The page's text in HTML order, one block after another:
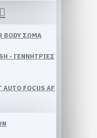
BODY ΣΩΜΑ
- ΓΕΝΝΉΤΡΙΕΣ
AUTO FOCUS AF